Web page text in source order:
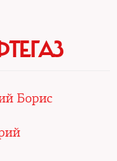
Борис